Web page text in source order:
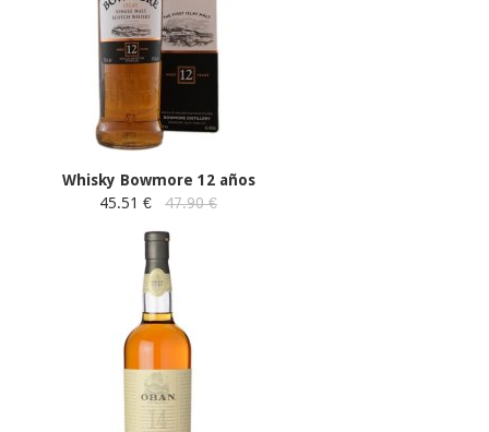
Whisky Bowmore 12 años
45.51 €
47.90 €